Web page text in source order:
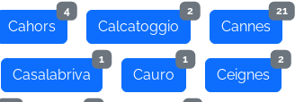
Cahors
4
Calcatoggio
2
Cannes
21
Casalabriva
1
Cauro
1
Ceignes
2